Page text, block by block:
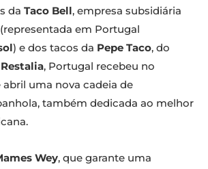
da Taco Bell, empresa subsidiária
(representada em Portugal
) e dos tacos da Pepe Taco, do
Restalia, Portugal recebeu no
abril uma nova cadeia de
também dedicada ao melhor
Wey, que garante uma